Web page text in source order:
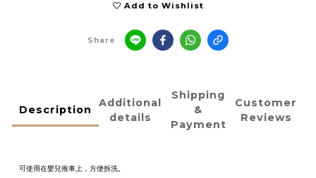
Add to Wishlist
Share
Description
Additional
details
Shipping
&
Payment
Customer
Reviews
可使用在嬰兒推車上，方便拆洗。